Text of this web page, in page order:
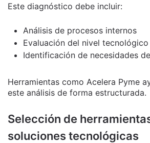
Este diagnóstico debe incluir:
Análisis de procesos internos
Evaluación del nivel tecnológico
Identificación de necesidades
Herramientas como Acelera Pyme
este análisis de forma estructurada.
Selección de
soluciones tecnológicas